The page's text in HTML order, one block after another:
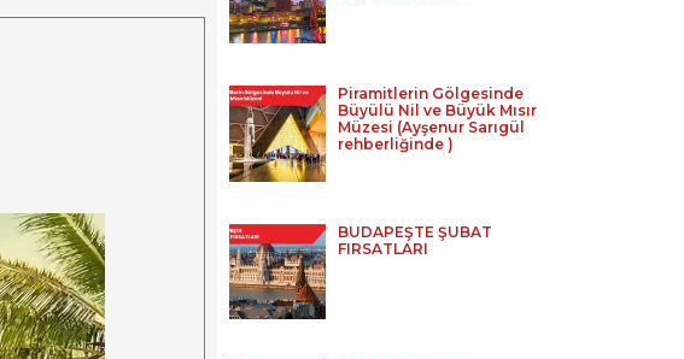
Piramitlerin Gölgesinde
Büyülü Nil ve Büyük Mısır
Müzesi (Ayşenur Sarıgül
rehberliğinde )
BUDAPEŞTE ŞUBAT
FIRSATLARI